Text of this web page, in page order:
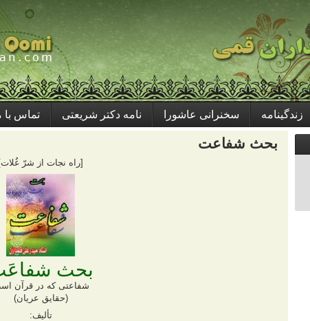
زندگینامه سخنرانی عاشورا نامه دکتر شریعتی تماس با
بحث شفاعت
[راه نجات از شرّ غُلات]
بحث
شفاعتی که در قرآن
(حقایق عریان)
تألیف: